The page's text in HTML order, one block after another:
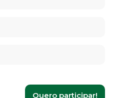
Quero participar!